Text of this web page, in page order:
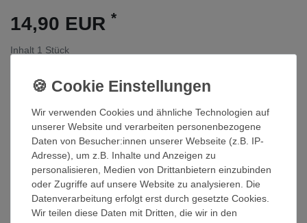
14,90 EUR *
Inhalt 1 Stück
Sofort versandfertig, Lieferzeit 48h
In den Warenkorb
Wunschliste
* inkl. ges. MwSt. zzgl. Versandkosten
Wir verwenden Cookies und ähnliche Technologien auf
unserer Website und verarbeiten personenbezogene
Daten von Besucher:innen unserer Webseite (z.B. IP-
Adresse), um z.B. Inhalte und Anzeigen zu
personalisieren, Medien von Drittanbietern einzubinden
oder Zugriffe auf unsere Website zu analysieren. Die
Datenverarbeitung erfolgt erst durch gesetzte Cookies.
Wir teilen diese Daten mit Dritten, die wir in den